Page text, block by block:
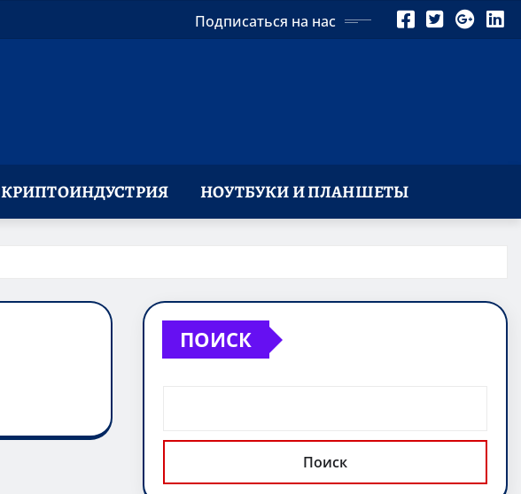
Подписаться на нас
КРИПТОИНДУСТРИЯ НОУТБУКИ И ПЛАНШЕТЫ
ПОИСК
Поиск